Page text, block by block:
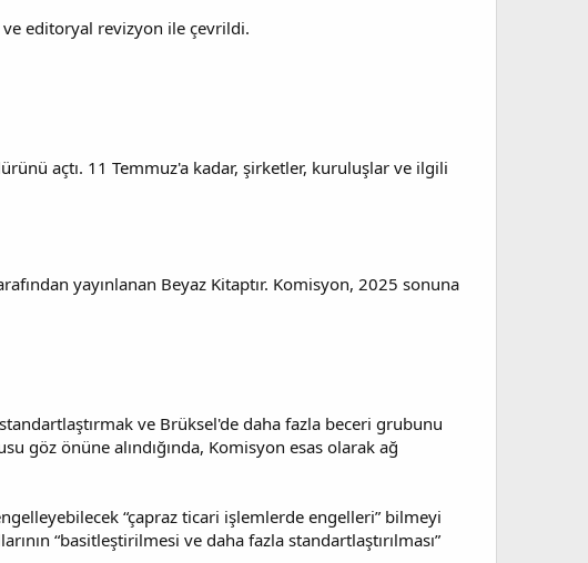
editoryal revizyon ile çevrildi.
açtı. 11 Temmuz'a kadar, şirketler, kuruluşlar ve ilgili
yayınlanan Beyaz Kitaptır. Komisyon, 2025 sonuna
ve Brüksel'de daha fazla beceri grubunu
göz önüne alındığında, Komisyon esas olarak ağ
“çapraz ticari işlemlerde engelleri” bilmeyi
“basitleştirilmesi ve daha fazla standartlaştırılması”